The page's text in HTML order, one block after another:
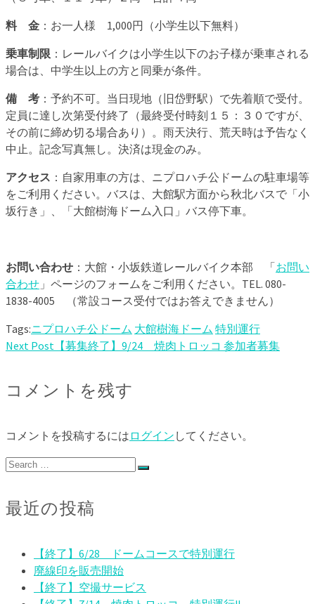
料 金 ：お一人様 1,000円（小学生以下無料）
乗車制限 ：レールバイクは小学生以下のお子様が乗車される
場合は、中学生以上の方と同乗が条件。
備 考 ：予約不可。当日現地（旧岱野駅）で先着順で受付。
定員に達し次第受付終了（最終受付時刻１５：３０ですが、
その前に締め切る場合あり）。雨天決行、荒天時は予告なく
中止。記念写真無し。決済は現金のみ。
アクセス ：自家用車の方は、ニプロハチ公ドームの駐車場等
をご利用ください。バスは、大館駅方面から秋北バスで「小
坂行き」、「大館樹海ドーム入口」バス停下車。
お問い合わせ ：大館・小坂鉄道レールバイク本部 「お問い
合わせ 」ページのフォームをご利用ください。TEL. 080-
1838-4005 （常設コース受付ではお答えできません）
Tags:ニプロハチ公ドーム 大館樹海ドーム 特別運行
Next Post 【募集終了】9/24 焼肉トロッコ 参加者募集
コメントを残す
コメントを投稿するには ログイン してください。
Search
最近の投稿
【終了】6/28 ドームコースで特別運行
廃線印を販売開始
【終了】空撮サービス